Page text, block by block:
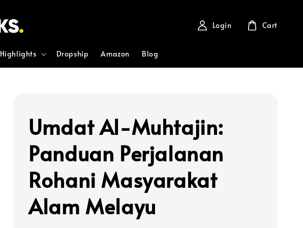
Highlights Dropship Amazon Blog
Login Cart
Umdat Al-Muhtajin:
Panduan Perjalanan
Rohani Masyarakat
Alam Melayu